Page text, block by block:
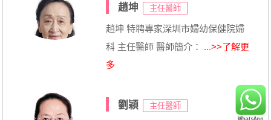
趙坤 主任醫師
趙坤 特聘專家深圳市婦幼保健院婦
科 主任醫師 醫師簡介： ...>>了解更
多
劉穎 主任醫師